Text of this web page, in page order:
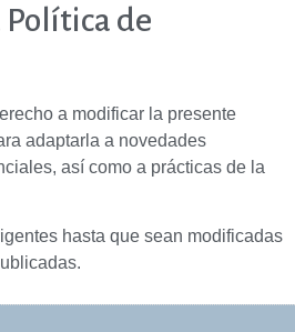
Política de
a modificar la presente
adaptarla a novedades
así como a prácticas de la
hasta que sean modificadas